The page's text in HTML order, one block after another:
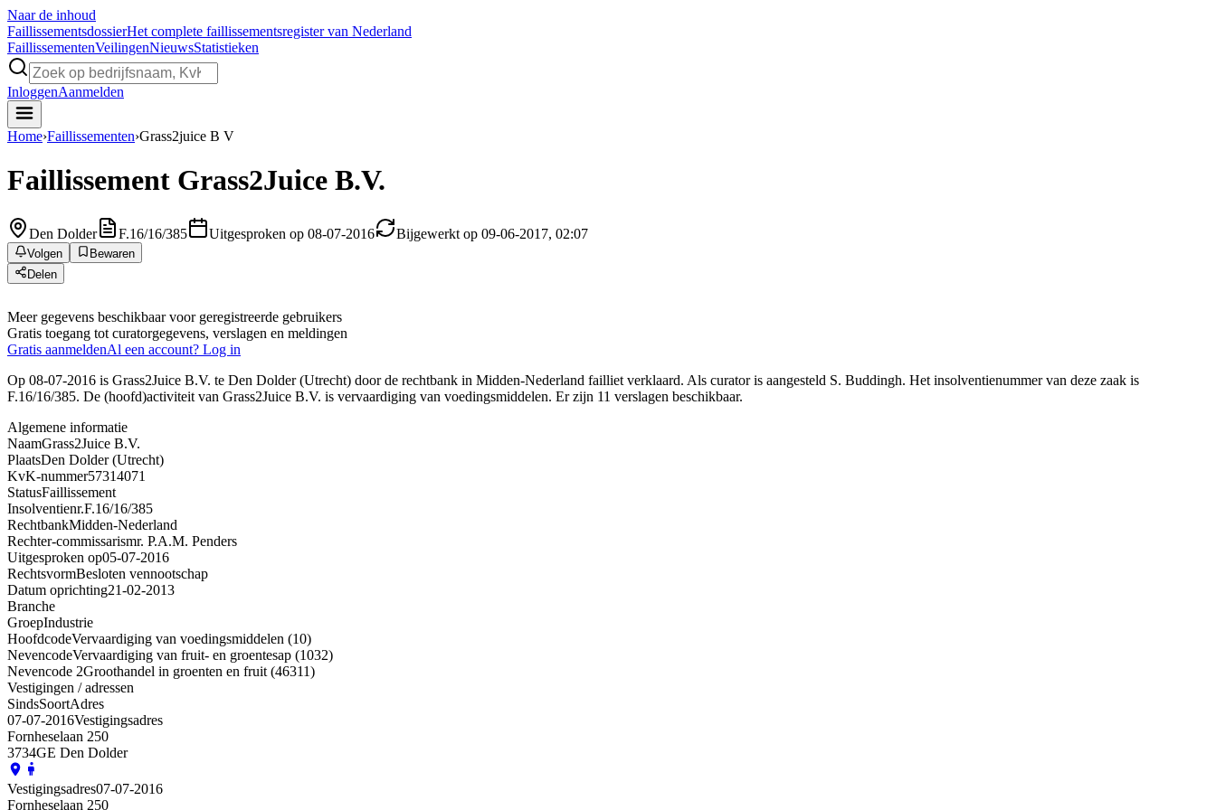
Naar de inhoud
FaillissementsdossierHet complete faillissementsregister van Nederland
FaillissementenVeilingenNieuwsStatistieken
InloggenAanmelden
Home›Faillissementen›Grass2juice B V
Faillissement Grass2Juice B.V.
Den Dolder F.16/16/385 Uitgesproken op 08-07-2016 Bijgewerkt op 09-06-2017, 02:07
Volgen
Bewaren
Delen
Meer gegevens beschikbaar voor geregistreerde gebruikers
Gratis toegang tot curatorgegevens, verslagen en meldingen
Gratis aanmeldenAl een account? Log in
Op 08-07-2016 is Grass2Juice B.V. te Den Dolder (Utrecht) door de rechtbank in Midden-Nederland failliet verklaard. Als curator is aangesteld S. Buddingh. Het insolventienummer van deze zaak is
F.16/16/385. De (hoofd)activiteit van Grass2Juice B.V. is vervaardiging van voedingsmiddelen. Er zijn 11 verslagen beschikbaar.
Algemene informatie
NaamGrass2Juice B.V.
PlaatsDen Dolder (Utrecht)
KvK-nummer57314071
StatusFaillissement
Insolventienr.F.16/16/385
RechtbankMidden-Nederland
Rechter-commissarismr. P.A.M. Penders
Uitgesproken op05-07-2016
RechtsvormBesloten vennootschap
Datum oprichting21-02-2013
Branche
GroepIndustrie
HoofdcodeVervaardiging van voedingsmiddelen (10)
NevencodeVervaardiging van fruit- en groentesap (1032)
Nevencode 2Groothandel in groenten en fruit (46311)
Vestigingen / adressen
SindsSoortAdres
07-07-2016Vestigingsadres
Fornheselaan 250
3734GE Den Dolder
Vestigingsadres07-07-2016
Fornheselaan 250